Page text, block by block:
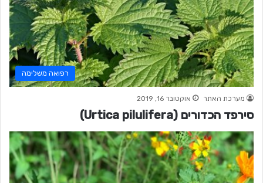
רפואה משלימה
מערכת האתר אוקטובר 16, 2019
סירפד הכדורים (Urtica pilulifera)